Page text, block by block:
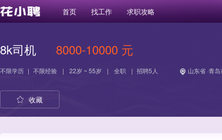
首页 找工作 求职攻略
8k司机 8000-10000 元
不限学历 | 不限经验 | 22岁 ~ 55岁 | 全职 | 招聘5人 山东省 ·青
收藏